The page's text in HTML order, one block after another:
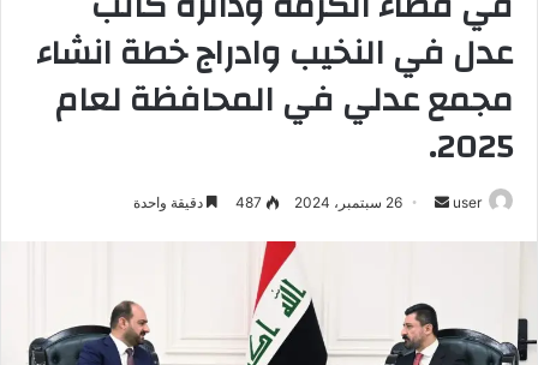
عدل في النخيب وادراج خطة انشاء
مجمع عدلي في المحافظة لعام
2025.
user
أرسل 26 سبتمبر، 2024 487 دقيقة واحدة